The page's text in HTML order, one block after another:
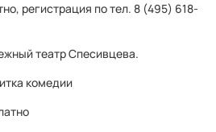
регистрация по тел. 8 (495) 618-
театр Спесивцева.
комедии